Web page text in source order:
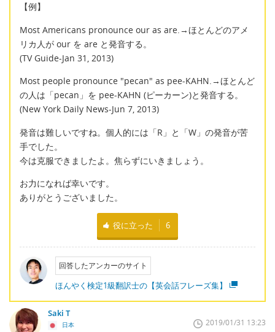
【例】
Most Americans pronounce our as are.→ほとんどのアメ
リカ人が our を are と発音する。
(TV Guide-Jan 31, 2013)
Most people pronounce "pecan" as pee-KAHN.→ほとんど
の人は「pecan」を pee-KAHN (ピーカーン)と発音する。
(New York Daily News-Jun 7, 2013)
発音は難しいですね。個人的には「R」と「W」の発音が苦
手でした。
今は克服できましたよ。焦らずにいきましょう。
お力になれば幸いです。
ありがとうございました。
役に立った 6
回答したアンカーのサイト
ほんやく検定1級翻訳士の【英会話フレーズ集】
Saki T
日本 2019/01/31 13:23